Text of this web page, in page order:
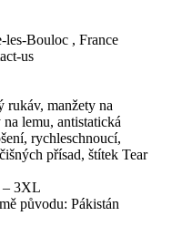
les-Bouloc , France
us
rukáv, manžety na
lemu, antistatická
rychleschnoucí,
přísad, štítek Tear
– 3XL
původu: Pákistán